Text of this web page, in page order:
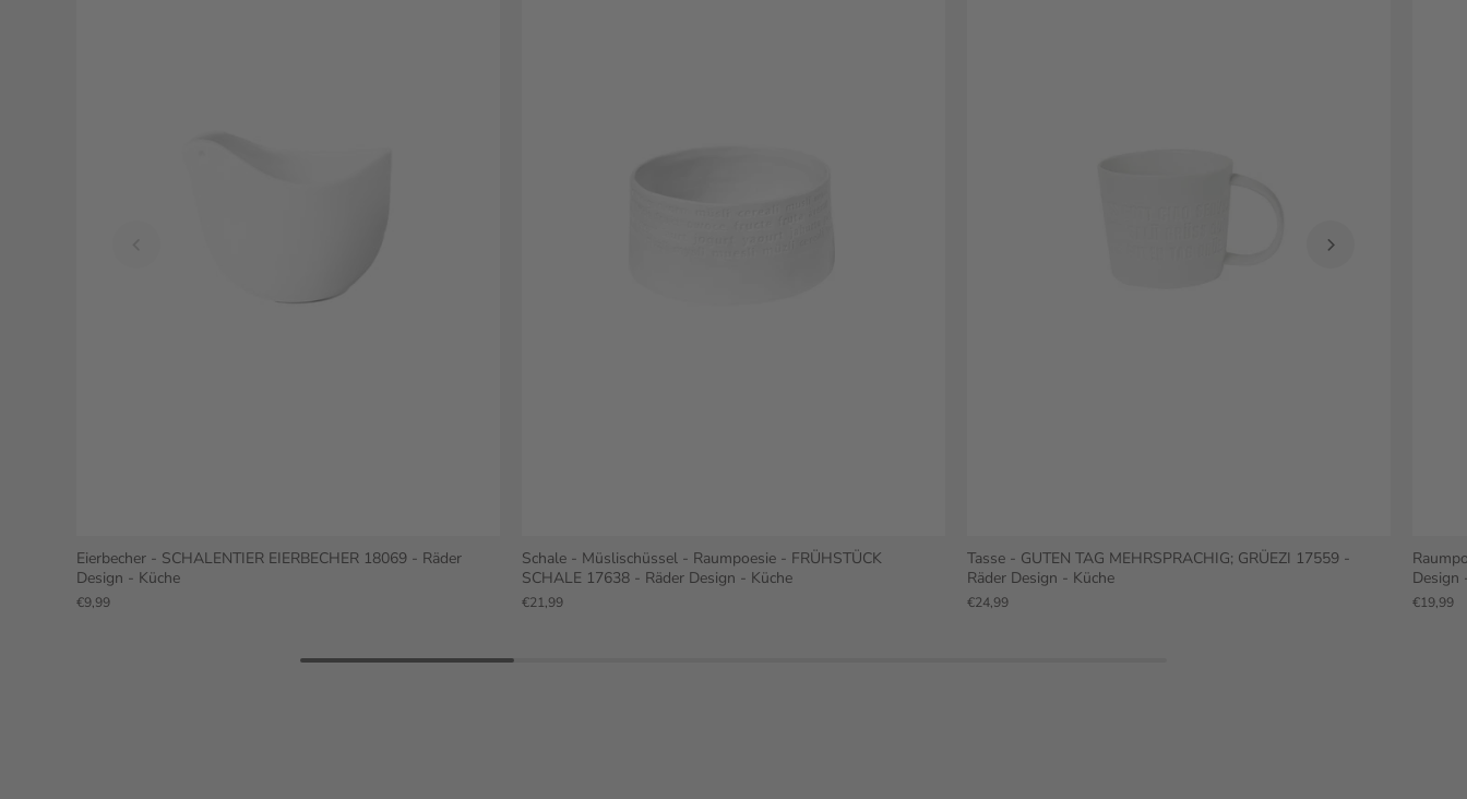
Eierbecher - SCHALENTIER EIERBECHER 18069 - Räder
Design - Küche
€9,99
Schale - Müslischüssel - Raumpoesie - FRÜHSTÜCK
SCHALE 17638 - Räder Design - Küche
€21,99
Tasse - GUTEN TAG MEHRSPRACHIG; GRÜEZI 17559 -
Räder Design - Küche
€24,99
Design
€19,99